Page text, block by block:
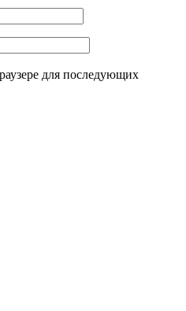
для последующих